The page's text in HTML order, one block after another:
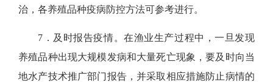
治，各养殖品种疫病防控方法可参考进行。
7．及时报告疫情。在渔业生产过程中，一旦发现
养殖品种出现大规模发病和大量死亡现象，要及时向当
地水产技术推广部门报告，并采取相应措施防止病情的